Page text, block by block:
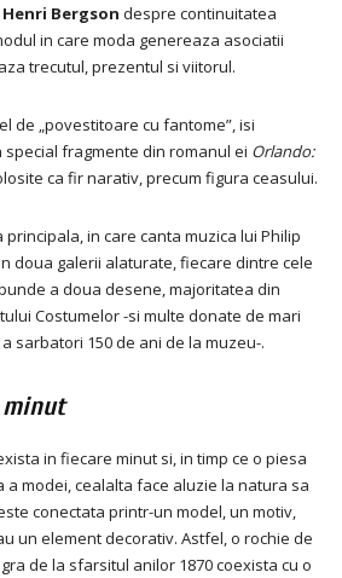
Henri Bergson despre continuitatea
in care moda genereaza asociatii
trecutul, prezentul si viitorul.
de „povestitoare cu fantome”, isi
fragmente din romanul ei Orlando:
ca fir narativ, precum figura ceasului.
in care canta muzica lui Philip
doua galerii alaturate, fiecare dintre cele
a doua desene, majoritatea din
Costumelor -si multe donate de mari
sarbatori 150 de ani de la muzeu-.
minut
in fiecare minut si, in timp ce o piesa
modei, cealalta face aluzie la natura sa
conectata printr-un model, un motiv,
un element decorativ. Astfel, o rochie de
de la sfarsitul anilor 1870 coexista cu o